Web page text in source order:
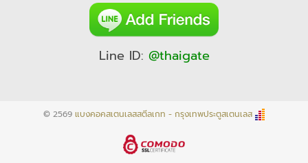
Line ID: @thaigate
© 2569 แบงคอคสเตนเลสสตีลเกท - กรุงเทพประตูสเตนเลส